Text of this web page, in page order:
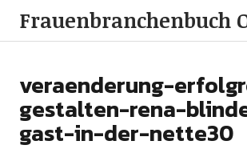
Frauenbranchenbuch
veraenderung-
gestalten-rena-
gast-in-der-nette30